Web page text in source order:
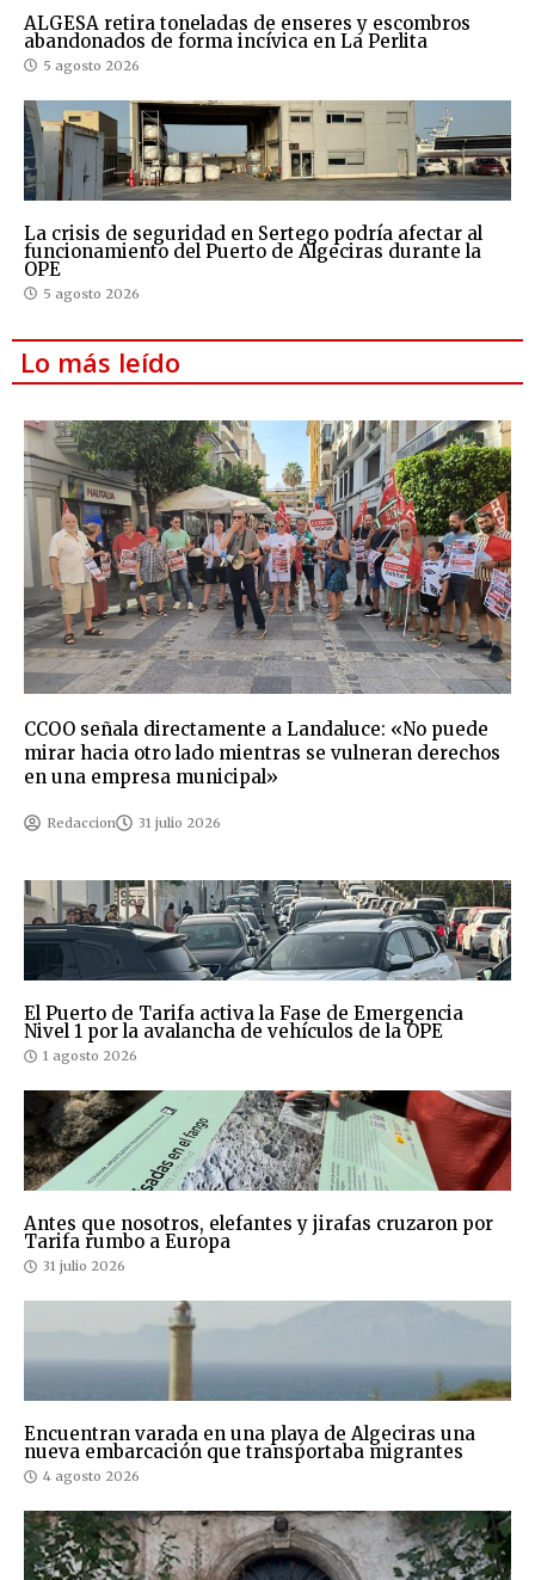
ALGESA retira toneladas de enseres y escombros
abandonados de forma incívica en La Perlita
5 agosto 2026
La crisis de seguridad en Sertego podría afectar al
funcionamiento del Puerto de Algeciras durante la
OPE
5 agosto 2026
Lo más leído
CCOO señala directamente a Landaluce: «No puede
mirar hacia otro lado mientras se vulneran derechos
en una empresa municipal»
Redaccion 31 julio 2026
El Puerto de Tarifa activa la Fase de Emergencia
Nivel 1 por la avalancha de vehículos de la OPE
1 agosto 2026
Antes que nosotros, elefantes y jirafas cruzaron por
Tarifa rumbo a Europa
31 julio 2026
Encuentran varada en una playa de Algeciras una
nueva embarcación que transportaba migrantes
4 agosto 2026